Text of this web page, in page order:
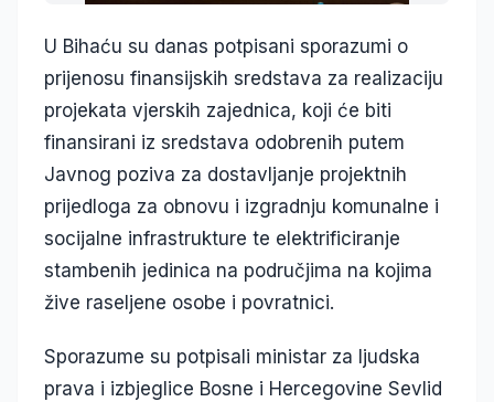
U Bihaću su danas potpisani sporazumi o
prijenosu finansijskih sredstava za realizaciju
projekata vjerskih zajednica, koji će biti
finansirani iz sredstava odobrenih putem
Javnog poziva za dostavljanje projektnih
prijedloga za obnovu i izgradnju komunalne i
socijalne infrastrukture te elektrificiranje
stambenih jedinica na područjima na kojima
žive raseljene osobe i povratnici.
Sporazume su potpisali ministar za ljudska
prava i izbjeglice Bosne i Hercegovine Sevlid